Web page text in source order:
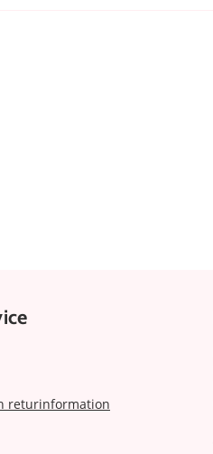
returinformation